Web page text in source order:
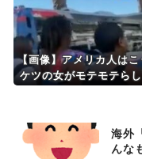
【画像】アメリカ人はこ
ケツの女がモテモテら
海外
んな